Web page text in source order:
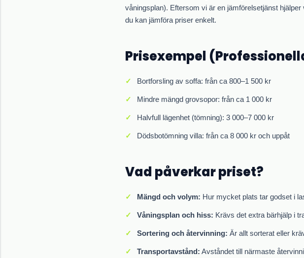
våningsplan). Eftersom vi är en jämförelsetjänst
du kan jämföra priser enkelt.
Prisexempel
Bortforsling av soffa: från ca 800–1 500 kr
Mindre mängd grovsopor: från ca 1 000 kr
Halvfull lägenhet (tömning): 3 000–7 000 kr
Dödsbotömning villa: från ca 8 000 kr och uppåt
Vad påverkar priset?
Mängd och volym: Hur mycket plats tar godset i
Våningsplan och hiss: Krävs det extra bärhjälp i
Sortering och återvinning: Är allt sorterat eller
Transportavstånd: Avståndet till närmaste